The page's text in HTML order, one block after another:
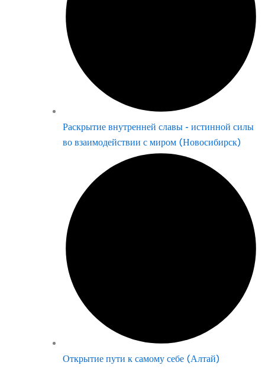
Раскрытие внутренней славы - истинной силы
во взаимодействии с миром (Новосибирск)
Открытие пути к самому себе (Алтай)